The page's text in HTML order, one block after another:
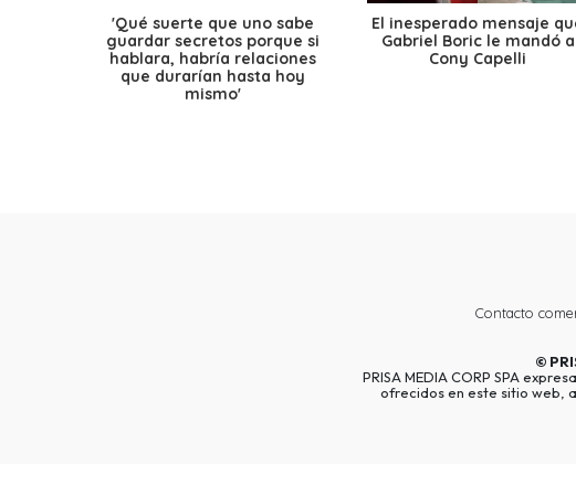
'Qué suerte que uno sabe
guardar secretos porque si
hablara, habría relaciones
que durarían hasta hoy
mismo'
El inesperado mensaje
Gabriel Boric le mandó a
Cony Capelli
Contacto
©
PRISA MEDIA CORP SPA
ofrecidos en este sitio web,